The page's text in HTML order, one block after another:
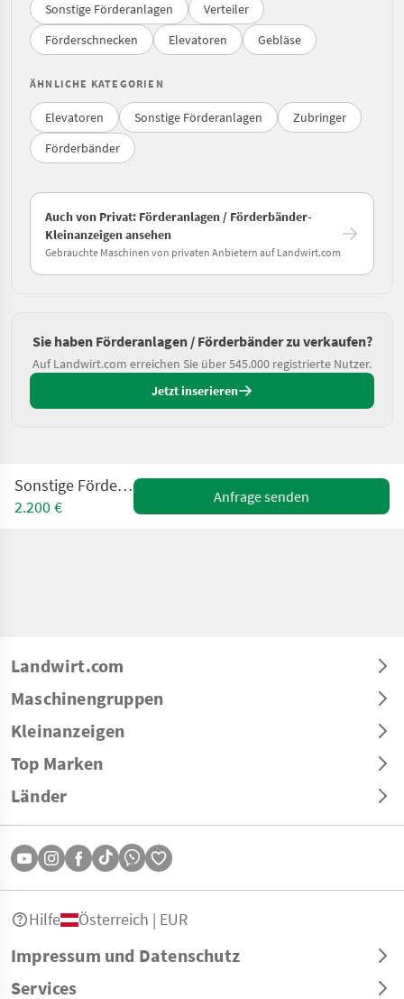
Sonstige Förderanlagen
Verteiler
Förderschnecken
Elevatoren Gebläse
ÄHNLICHE KATEGORIEN
Elevatoren Sonstige Förderanlagen
Zubringer
Förderbänder
Auch von Privat: Förderanlagen / Förderbänder-
Kleinanzeigen ansehen
Gebrauchte Maschinen von privaten Anbietern auf Landwirt.com
Sie haben Förderanlagen / Förderbänder zu verkaufen?
Auf Landwirt.com erreichen Sie über 545.000 registrierte Nutzer.
Jetzt inserieren
Sonstige Förderband 2,5m
2.200 €
Anfrage senden
Landwirt.com
Maschinengruppen
Kleinanzeigen
Top Marken
Länder
Impressum und Datenschutz
Services
Hilfe Österreich | EUR